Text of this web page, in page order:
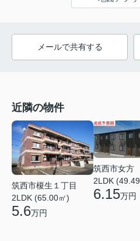
メールで共有する
近隣の物件
筑西市榎生１丁目
2LDK (65.00㎡)
5.6万円
筑西市女方
2LDK
6.15万円